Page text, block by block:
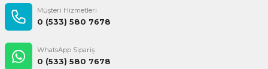
Müşteri Hizmetleri
0 (533) 580 7678
WhatsApp Sipariş
0 (533) 580 7678